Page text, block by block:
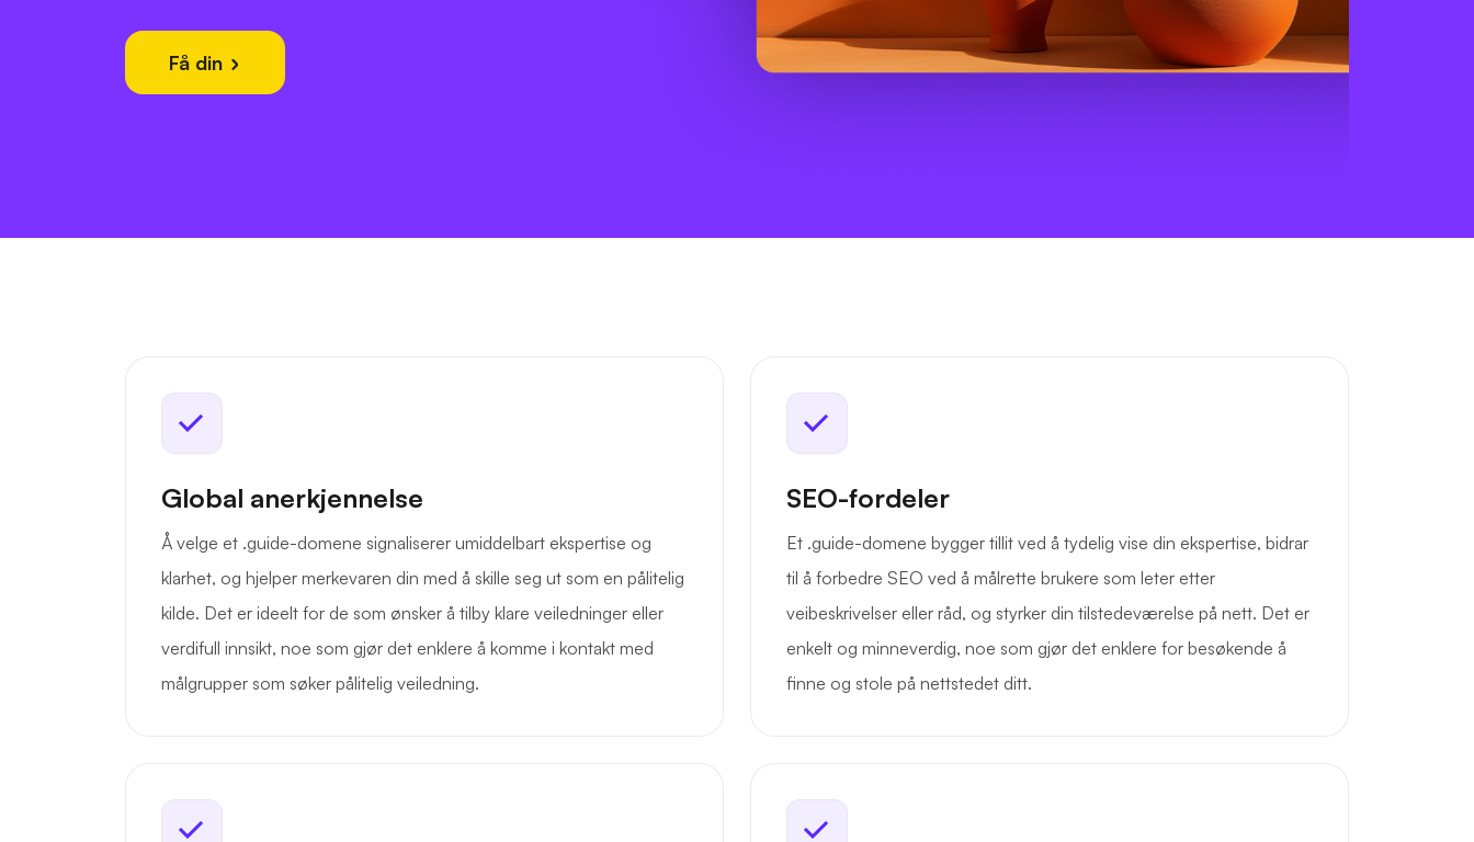
Få din
Global anerkjennelse
Å velge et .guide-domene signaliserer umiddelbart ekspertise og
klarhet, og hjelper merkevaren din med å skille seg ut som en pålitelig
kilde. Det er ideelt for de som ønsker å tilby klare veiledninger eller
verdifull innsikt, noe som gjør det enklere å komme i kontakt med
målgrupper som søker pålitelig veiledning.
SEO-fordeler
Et .guide-domene bygger tillit ved å tydelig vise din ekspertise, bidrar
til å forbedre SEO ved å målrette brukere som leter etter
veibeskrivelser eller råd, og styrker din tilstedeværelse på nett. Det er
enkelt og minneverdig, noe som gjør det enklere for besøkende å
finne og stole på nettstedet ditt.